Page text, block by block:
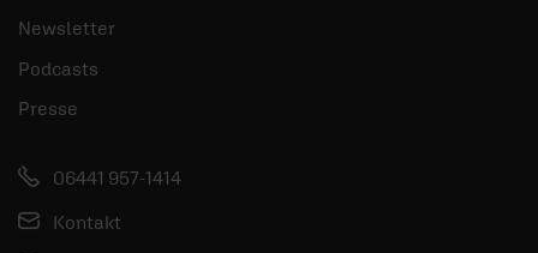
Newsletter
Podcasts
Presse
06441 957-1414
Kontakt